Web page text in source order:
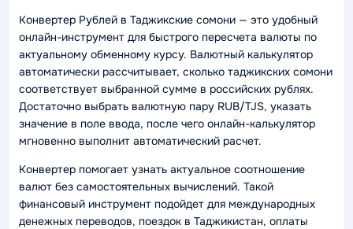
Конвертер Рублей в Таджикские сомони — это удобный
онлайн-инструмент для быстрого пересчета валюты по
актуальному обменному курсу. Валютный калькулятор
автоматически рассчитывает, сколько таджикских сомони
соответствует выбранной сумме в российских рублях.
Достаточно выбрать валютную пару RUB/TJS, указать
значение в поле ввода, после чего онлайн-калькулятор
мгновенно выполнит автоматический расчет.
Конвертер помогает узнать актуальное соотношение
валют без самостоятельных вычислений. Такой
финансовый инструмент подойдет для международных
денежных переводов, поездок в Таджикистан, оплаты